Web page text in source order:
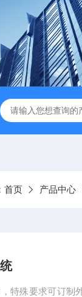
耐压试验装置
首页 产品中心
特殊要求可订制